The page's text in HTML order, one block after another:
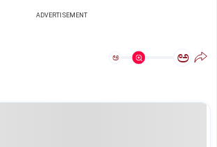
ADVERTISEMENT
ಅ ಅ